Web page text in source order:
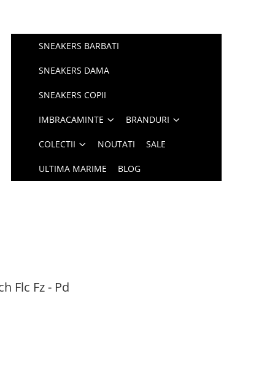
SNEAKERS BARBATI
SNEAKERS DAMA
SNEAKERS COPII
IMBRACAMINTE BRANDURI
COLECTII NOUTATI SALE
ULTIMA MARIME BLOG
Flc Fz - Pd